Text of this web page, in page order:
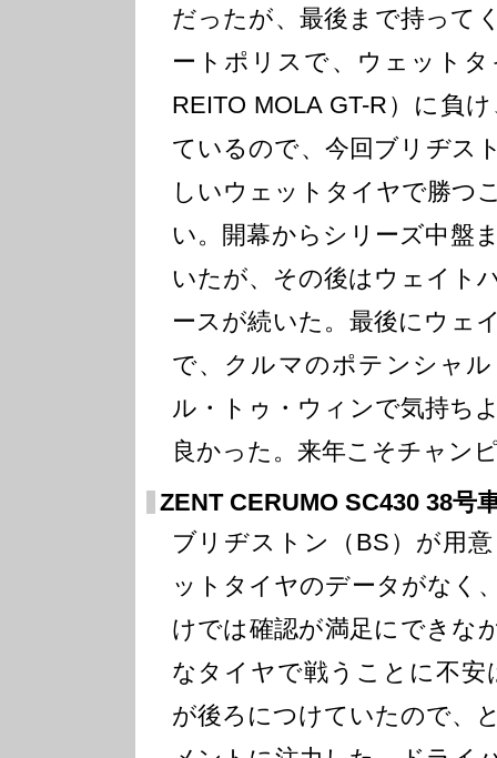
だったが、最後まで持って
ートポリスで、ウェット
REITO MOLA GT-R）に負
ているので、今回ブリヂス
しいウェットタイヤで勝つ
い。開幕からシリーズ中盤
いたが、その後はウェイト
ースが続いた。最後にウェ
で、クルマのポテンシャ
ル・トゥ・ウィンで気持ち
良かった。来年こそチャン
ZENT CERUMO SC430 38号
ブリヂストン（BS）が用
ットタイヤのデータがなく
けでは確認が満足にできな
なタイヤで戦うことに不
が後ろにつけていたので、